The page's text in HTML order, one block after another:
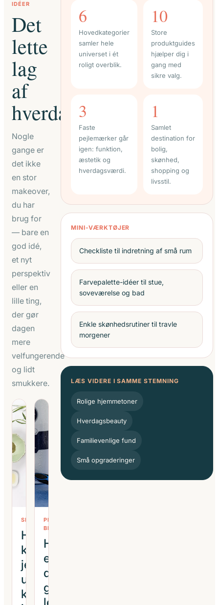
IDÉER
Det
lette
lag
af
hverdagsinspiration
Nogle
gange er
det ikke
en stor
makeover,
du har
brug for
— bare en
god idé,
et nyt
perspektiv
eller en
lille ting,
der gør
dagen
mere
velfungerende
og lidt
smukkere.
SKØNHED
Hvordan
kan
jeg
undgå
klumper
PRAKTISK
BEAUTY
Hvad
er
den
gennemsnitlige
6
Hovedkategorier
samler hele
universet i ét
roligt overblik.
10
Store
produktguides
hjælper dig i
gang med
sikre valg.
3
Faste
pejlemærker går
igen: funktion,
æstetik og
hverdagsværdi.
1
Samlet
destination for
bolig,
skønhed,
shopping og
livsstil.
MINI-VÆRKTØJER
Checkliste til indretning af små rum
Farvepalette-idéer til stue,
soveværelse og bad
Enkle skønhedsrutiner til travle
morgener
LÆS VIDERE I SAMME STEMNING
Rolige hjemmetoner
Hverdagsbeauty
Familievenlige fund
Små opgraderinger